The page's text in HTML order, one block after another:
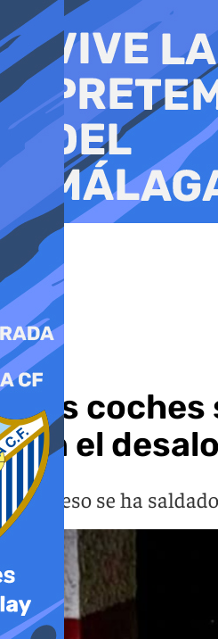
al
contenido
Manilva
Tres
con el
El suceso se ha